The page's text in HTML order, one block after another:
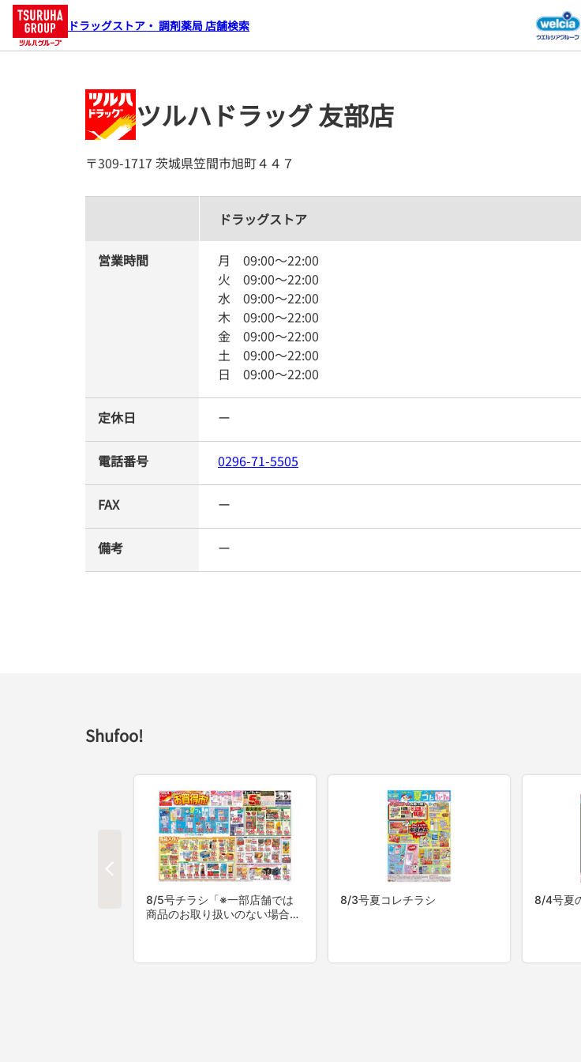
ドラッグストア・ 調剤薬局 店舗検索
ツルハドラッグ 友部店
〒309-1717 茨城県笠間市旭町４４７
Shufoo!
ドラッグストア
営業時間 月 09:00～22:00
火 09:00～22:00
水 09:00～22:00
木 09:00～22:00
金 09:00～22:00
土 09:00～22:00
日 09:00～22:00
定休日 ー
電話番号 0296-71-5505
FAX ー
備考 ー